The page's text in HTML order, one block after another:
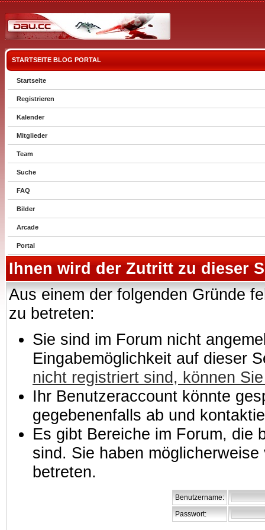
STARTSEITE BLOG PORTAL
Startseite
Registrieren
Kalender
Mitglieder
Team
Suche
FAQ
Bilder
Arcade
Portal
Ihnen wird der Zutritt zu dieser
Aus einem der folgenden Gründe
zu betreten:
Sie sind im Forum nicht
Eingabemöglichkeit auf dieser
nicht registriert sind, können
Ihr Benutzeraccount könnte
gegebenenfalls ab und
Es gibt Bereiche im Forum, die
sind. Sie haben
betreten.
Benutzername:
Passwort: